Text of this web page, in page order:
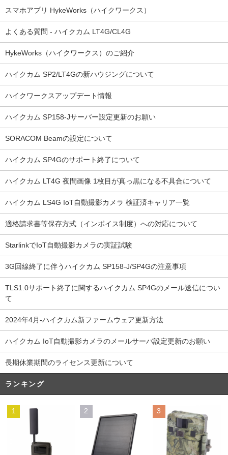
スマホアプリ HykeWorks（ハイクワークス）
よくある質問 - ハイクカム LT4G/CL4G
HykeWorks（ハイクワークス）のご紹介
ハイクカム SP2/LT4Gの新ハウジングについて
ハイクワークスアップデート情報
ハイクカム SP158-Jサーバー設定更新のお願い
SORACOM Beamの設定について
ハイクカム SP4Gのサポート終了について
ハイクカム LT4G 夜間画像 1枚目が真っ黒になる不具合について
ハイクカム LS4G IoT自動撮影カメラ 検証済キャリア一覧
適格請求書等保存方式（インボイス制度）への対応について
StarlinkでIoT自動撮影カメラの実証試験
3G回線終了に伴うハイクカム SP158-J/SP4Gの注意事項
TLS1.0サポート終了に関するハイクカム SP4Gのメール送信につい
て
2024年4月-ハイクカム新ファームウェア更新方法
ハイクカム IoT自動撮影カメラのメールサーバ設定更新のお願い
長期休業期間のライセンス更新について
ランキング
1 2 3